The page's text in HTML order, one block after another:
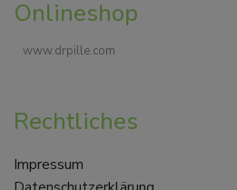
Onlineshop
www.drpille.com
Rechtliches
Impressum